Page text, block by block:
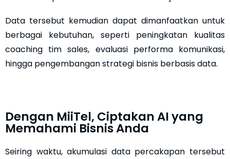
Data tersebut kemudian dapat dimanfaatkan untuk
berbagai kebutuhan, seperti peningkatan kualitas
coaching tim sales, evaluasi performa komunikasi,
hingga pengembangan strategi bisnis berbasis data.
Dengan MiiTel, Ciptakan AI yang
Memahami Bisnis Anda
Seiring waktu, akumulasi data percakapan tersebut